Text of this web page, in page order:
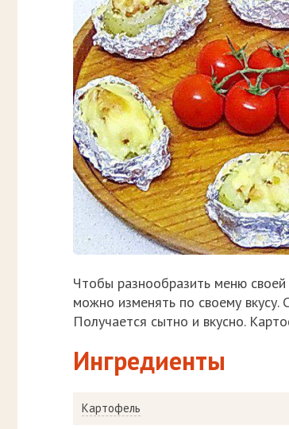
Чтобы разнообразить меню
можно изменять по своему
Получается сытно и вкусно.
Ингредиенты
Картофель